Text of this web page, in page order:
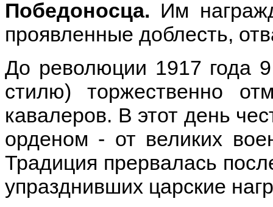
Победоносца. Им
проявленные доблесть,
До революции 1917 года
стилю) торжественно
кавалеров. В этот день
орденом - от великих
Традиция прервалась
упразднивших царские